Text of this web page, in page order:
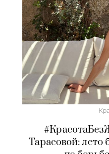
Тарасовой: